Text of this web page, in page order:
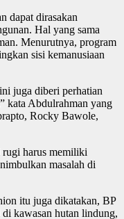
dapat dirasakan
Hal yang sama
Menurutnya, program
sisi kemanusiaan
juga diberi perhatian
kata Abdulrahman yang
Rocky Bawole,
rugi harus memiliki
masalah di
itu juga dikatakan, BP
kawasan hutan lindung,